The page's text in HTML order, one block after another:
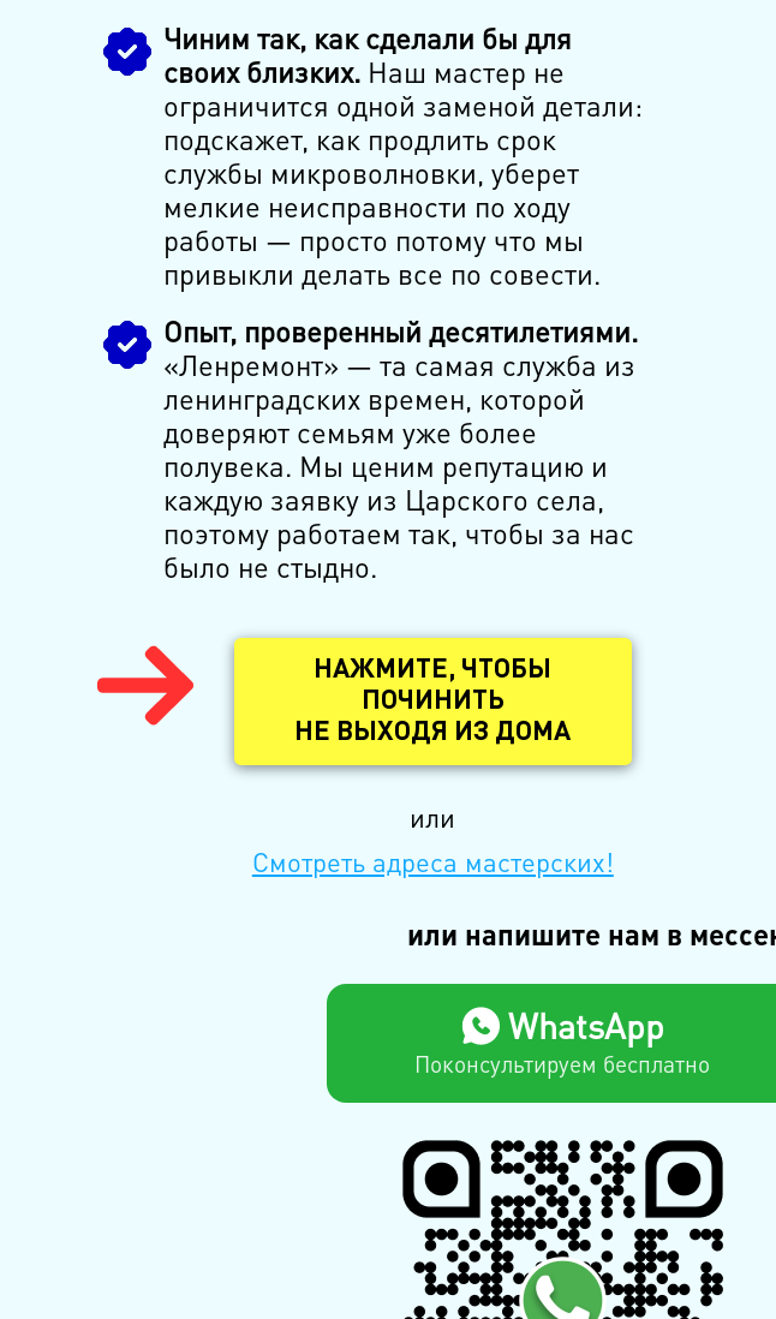
Чиним так, как сделали бы для
своих близких.Наш мастер не
ограничится одной заменой детали:
подскажет, как продлить срок
службы микроволновки, уберет
мелкие неисправности по ходу
работы — просто потому что мы
привыкли делать все по совести.
Опыт, проверенный десятилетиями.
«Ленремонт» — та самая служба из
ленинградских времен, которой
доверяют семьям уже более
полувека. Мы ценим репутацию и
каждую заявку из Царского села,
поэтому работаем так, чтобы за нас
было не стыдно.
НАЖМИТЕ, ЧТОБЫ
ПОЧИНИТЬ
НЕ ВЫХОДЯ ИЗ ДОМА
или
Смотреть адреса мастерских!
или напишите нам в
WhatsApp
Поконсультируем бесплатно